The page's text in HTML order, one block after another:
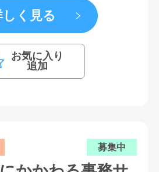
しく見る
お気に入り
追加
募集中